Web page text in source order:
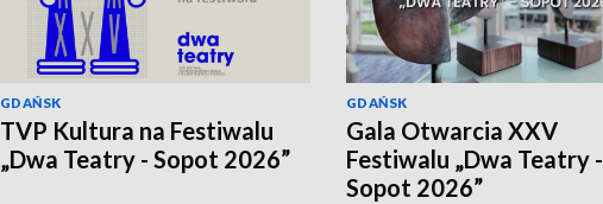
GDAŃSK
TVP Kultura na Festiwalu
„Dwa Teatry - Sopot 2026”
GDAŃSK
Gala Otwarcia XXV
Festiwalu „Dwa Teatry -
Sopot 2026”